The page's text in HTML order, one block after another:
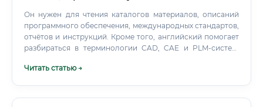
Он нужен для чтения каталогов материалов, описаний
программного обеспечения, международных стандартов,
отчётов и инструкций. Кроме того, английский помогает
разбираться в терминологии CAD, CAE и PLM-систем.
нагрузка; stress — напряжение; fatigue — усталость
Читать статью →